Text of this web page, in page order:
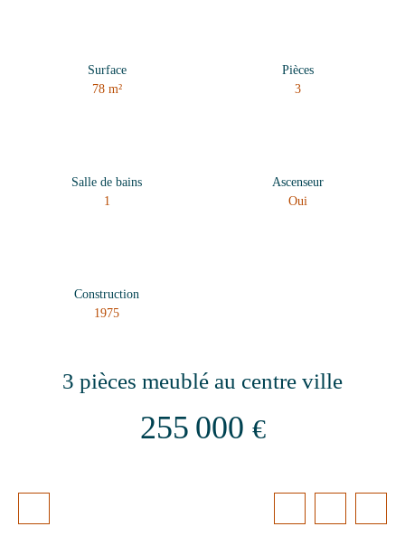
Surface
78 m²
Pièces
3
Salle de bains
1
Ascenseur
Oui
Construction
1975
3 pièces meublé au centre ville
255 000 €